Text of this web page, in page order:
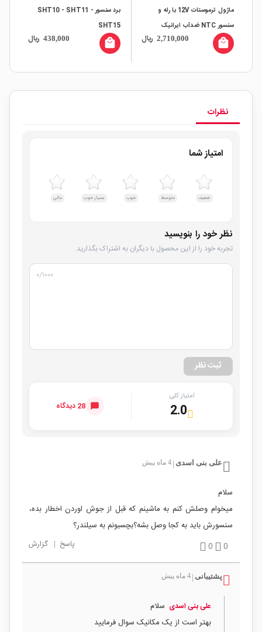
برد سنسور SHT10 - SHT11 -
SHT15
438,000 ریال local_mall
ترموستات دیجیتال و تایمر 220
ولت مدل W1411
13,400,000 ریال local_mall
نظرات
امتیاز شما
ضعیف متوسط خوب بسیار خوب عالی
نظر خود را بنویسید
تجربه خود را از این محصول با دیگران به اشتراک بگذارید.
۰/۱۰۰۰
ثبت نظر
امتیاز کلی
2.0 28 دیدگاه
علی بنی اسدی | 4 ماه پیش
سلام
میخوام وصلش کنم به ماشینم که قبل از جوش اوردن اخطار بده،
سنسورش باید به کجا وصل بشه؟بچسبونم به سیلندر؟
0
0 پاسخ | گزارش
پشتیبانی | 4 ماه پیش
علی بنی اسدی سلام
بهتر است از یک مکانیک سوال فرمایید